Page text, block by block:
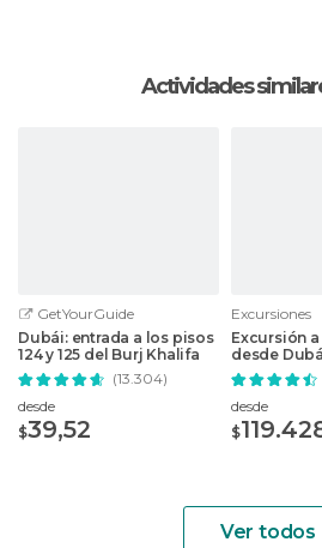
Actividades
GetYourGuide
Dubái: entrada a los pisos
124 y 125 del Burj Khalifa
(13.304)
desde
$39,52
Excursiones
Excursión
desde
desde
$
Ver todos